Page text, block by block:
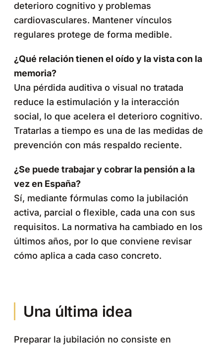
deterioro cognitivo y problemas
cardiovasculares. Mantener vínculos
regulares protege de forma medible.
¿Qué relación tienen el oído y la vista con la
memoria?
Una pérdida auditiva o visual no tratada
reduce la estimulación y la interacción
social, lo que acelera el deterioro cognitivo.
Tratarlas a tiempo es una de las medidas de
prevención con más respaldo reciente.
¿Se puede trabajar y cobrar la pensión a la
vez en España?
Sí, mediante fórmulas como la jubilación
activa, parcial o flexible, cada una con sus
requisitos. La normativa ha cambiado en los
últimos años, por lo que conviene revisar
cómo aplica a cada caso concreto.
Una última idea
Preparar la jubilación no consiste en